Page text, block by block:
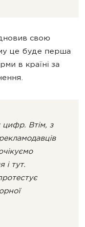
свою
це буде перша
в країні за
цифр. Втім, з
і тут.